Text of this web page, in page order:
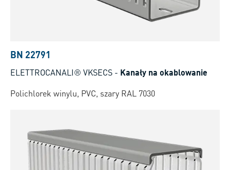
BN 22791
ELETTROCANALI® VKSECS - Kanały na okablowanie
Polichlorek winylu, PVC, szary RAL 7030